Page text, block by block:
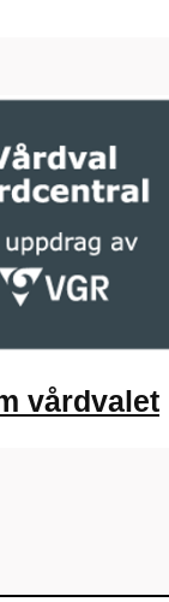
vårdvalet